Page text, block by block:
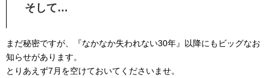
そして…
まだ秘密ですが、『なかなか失われない30年』以降にもビッグなお
知らせがあります。
とりあえず7月を空けておいてくださいませ。